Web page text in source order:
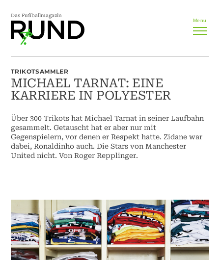
Das Fußballmagazin
Menu
TRIKOTSAMMLER
MICHAEL TARNAT: EINE
KARRIERE IN POLYESTER
Über 300 Trikots hat Michael Tarnat in seiner Laufbahn
gesammelt. Getauscht hat er aber nur mit
Gegenspielern, vor denen er Respekt hatte. Zidane war
dabei, Ronaldinho auch. Die Stars von Manchester
United nicht. Von Roger Repplinger.